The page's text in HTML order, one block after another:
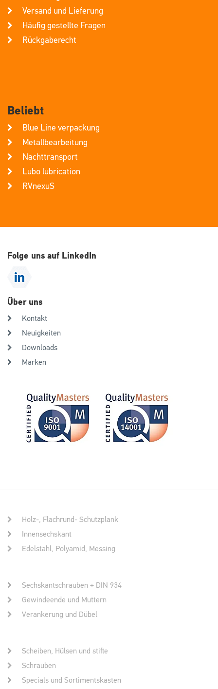
Versand und Lieferung
Häufig gestellte Fragen
Rückgaberecht
Beliebt
Blue Line verpackung
Metallbearbeitung
Nachttransport
Lubo lubrication
RVnexuS
Folge uns auf LinkedIn
Über uns
Kontakt
Neuigkeiten
Downloads
Marken
Holz-, Flachrund- Schutzplank
Innensechskant
Edelstahl, Polyamid, Messing
Sechskantschrauben + DIN 934
Gewindeende und Muttern
Verankerung und Dübel
Scheiben, Hülsen und stifte
Schrauben
Specials und Sortimentskasten